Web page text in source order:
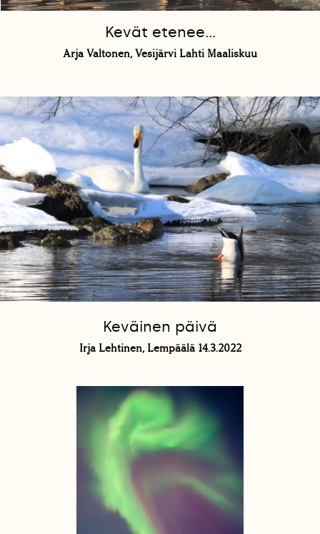
Kevät etenee...
Arja Valtonen, Vesijärvi Lahti Maaliskuu
Keväinen päivä
Irja Lehtinen, Lempäälä 14.3.2022